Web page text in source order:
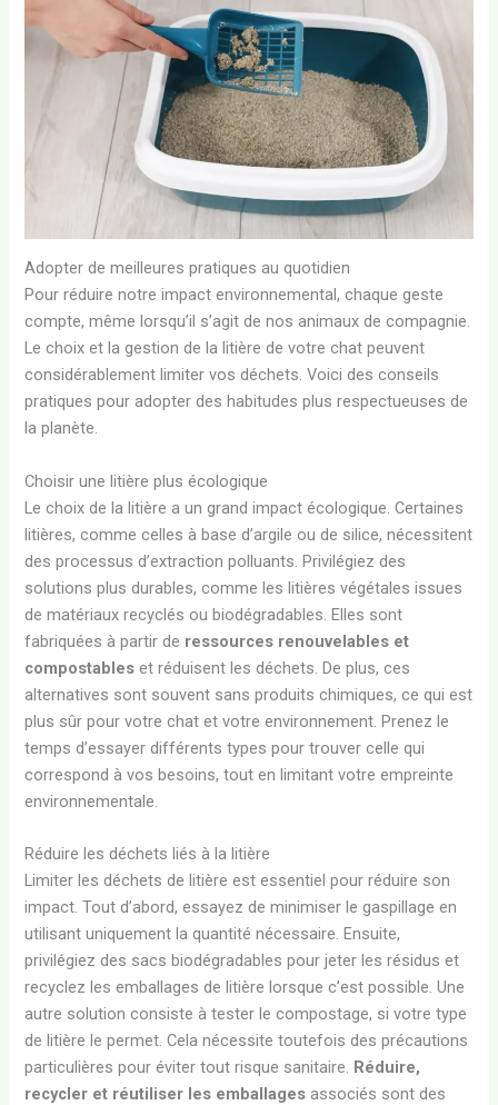
Adopter de meilleures pratiques au quotidien
Pour réduire notre impact environnemental, chaque geste
compte, même lorsqu’il s’agit de nos animaux de compagnie.
Le choix et la gestion de la litière de votre chat peuvent
considérablement limiter vos déchets. Voici des conseils
pratiques pour adopter des habitudes plus respectueuses de
la planète.
Choisir une litière plus écologique
Le choix de la litière a un grand impact écologique. Certaines
litières, comme celles à base d’argile ou de silice, nécessitent
des processus d’extraction polluants. Privilégiez des
solutions plus durables, comme les litières végétales issues
de matériaux recyclés ou biodégradables. Elles sont
fabriquées à partir de ressources renouvelables et
compostables et réduisent les déchets. De plus, ces
alternatives sont souvent sans produits chimiques, ce qui est
plus sûr pour votre chat et votre environnement. Prenez le
temps d’essayer différents types pour trouver celle qui
correspond à vos besoins, tout en limitant votre empreinte
environnementale.
Réduire les déchets liés à la litière
Limiter les déchets de litière est essentiel pour réduire son
impact. Tout d’abord, essayez de minimiser le gaspillage en
utilisant uniquement la quantité nécessaire. Ensuite,
privilégiez des sacs biodégradables pour jeter les résidus et
recyclez les emballages de litière lorsque c’est possible. Une
autre solution consiste à tester le compostage, si votre type
de litière le permet. Cela nécessite toutefois des précautions
particulières pour éviter tout risque sanitaire. Réduire,
recycler et réutiliser les emballages associés sont des